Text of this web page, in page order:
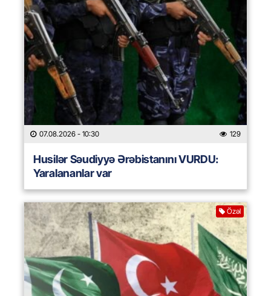
07.08.2026 - 10:30 129
Husilər Səudiyyə Ərəbistanını VURDU:
Yaralananlar var
Özəl